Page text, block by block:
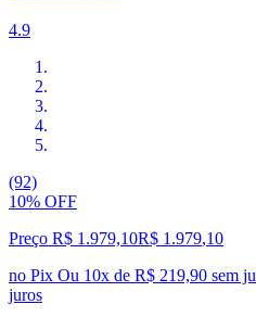
4.9
(92)
10% OFF
Preço R$ 1.979,10R$ 1.979,10
no Pix Ou 10x de R$ 219,90 sem
juros